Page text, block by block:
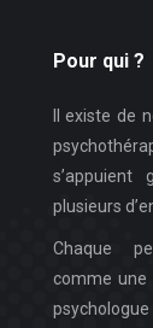
Pour qui ?
Il existe de
s’appuient
plusieurs
Chaque
comme